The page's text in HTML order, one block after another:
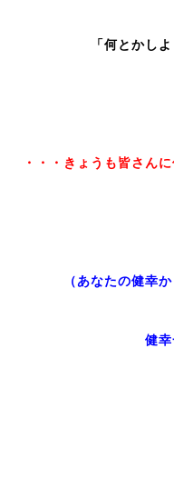
とかしよう！」
・・・きょうも皆さんに
（あなたの健幸
幸一番楽ら